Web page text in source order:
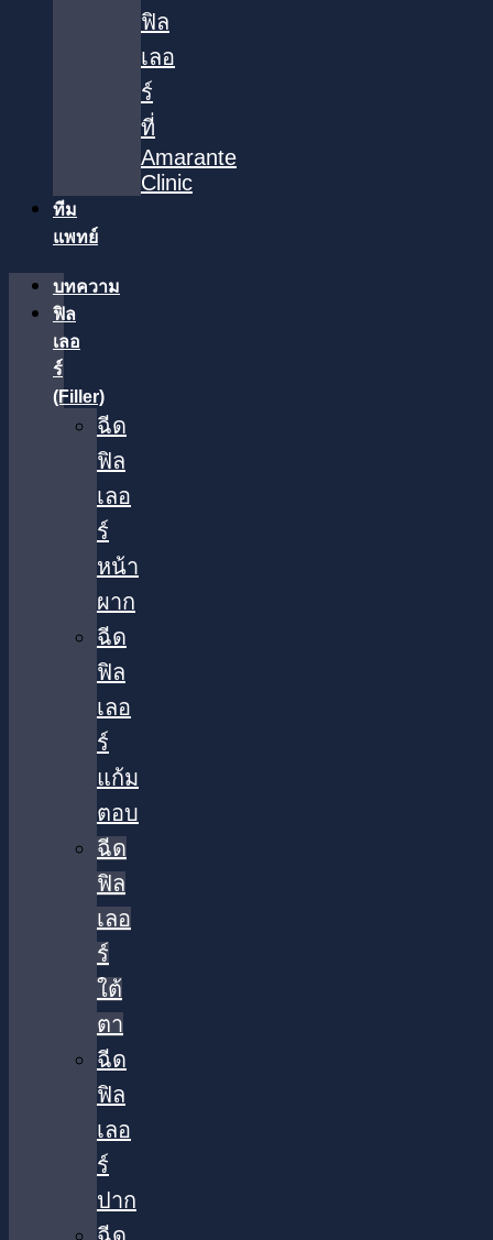
ฟิล
เลอ
ร์
ที่
Amarante
Clinic
ทีม
แพทย์
บทความ
ฟิล
เลอ
ร์
(Filler)
ฉีด
ฟิล
เลอ
ร์
หน้า
ผาก
ฉีด
ฟิล
เลอ
ร์
แก้ม
ตอบ
ฉีด
ฟิล
เลอ
ร์
ใต้
ตา​
ฉีด
ฟิล
เลอ
ร์
ปาก